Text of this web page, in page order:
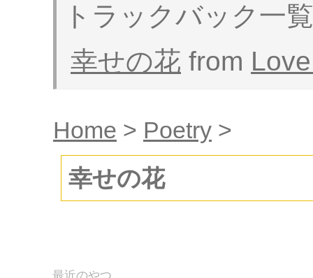
トラックバック一覧
幸せの花 from
Home > Poetry >
幸せの花
最近のやつ